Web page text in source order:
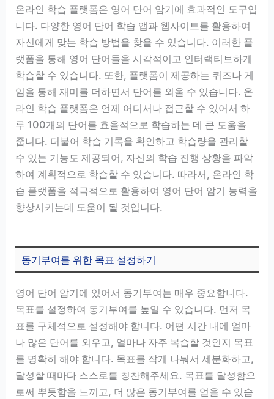
온라인 학습 플랫폼은 영어 단어 암기에 효과적인 도구입
니다. 다양한 영어 단어 학습 앱과 웹사이트를 활용하여
자신에게 맞는 학습 방법을 찾을 수 있습니다. 이러한 플
랫폼을 통해 영어 단어들을 시각적이고 인터랙티브하게
학습할 수 있습니다. 또한, 플랫폼이 제공하는 퀴즈나 게
임을 통해 재미를 더하면서 단어를 외울 수 있습니다. 온
라인 학습 플랫폼은 언제 어디서나 접근할 수 있어서 하
루 100개의 단어를 효율적으로 학습하는 데 큰 도움을
줍니다. 더불어 학습 기록을 확인하고 학습량을 관리할
수 있는 기능도 제공되어, 자신의 학습 진행 상황을 파악
하여 계획적으로 학습할 수 있습니다. 따라서, 온라인 학
습 플랫폼을 적극적으로 활용하여 영어 단어 암기 능력을
향상시키는데 도움이 될 것입니다.
동기부여를 위한 목표 설정하기
영어 단어 암기에 있어서 동기부여는 매우 중요합니다.
목표를 설정하여 동기부여를 높일 수 있습니다. 먼저 목
표를 구체적으로 설정해야 합니다. 어떤 시간 내에 얼마
나 많은 단어를 외우고, 얼마나 자주 복습할 것인지 목표
를 명확히 해야 합니다. 목표를 작게 나눠서 세분화하고,
달성할 때마다 스스로를 칭찬해주세요. 목표를 달성함으
로써 뿌듯함을 느끼고, 더 많은 동기부여를 얻을 수 있습